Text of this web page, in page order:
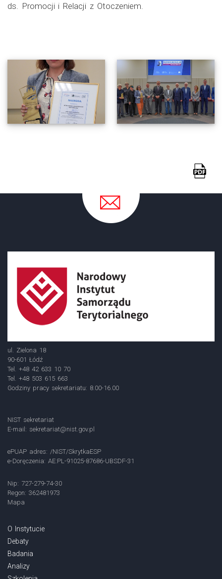
ds. Promocji i Relacji z Otoczeniem.
ul. Zielona 18
90-601 Łódź
Tel. +48 42 633 10 70
Tel. +48 503 615 663
Godziny pracy sekretariatu: 8.00-16.00
NIST sekretariat
E-mail: sekretariat@nist.gov.pl
ePUAP adres: /NIST/SkrytkaESP
e-Doręczenia: AE:PL-91025-87686-UBSDF-31
Nip: 727-279-74-30
Regon: 362481973
Mapa
O Instytucie
Debaty
Badania
Analizy